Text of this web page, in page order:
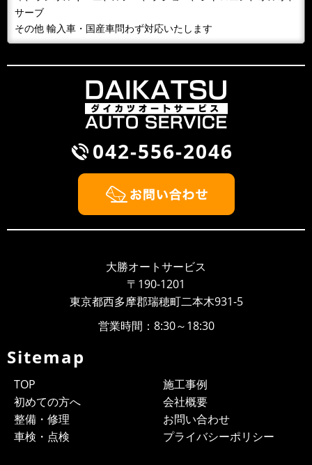
～ＰＭ４：３０ごろまで工場を閉めています。緊急の場
合携帯に転送となるため042-...
雨が降るとタイヤ屋が儲かる？！
風が吹くと桶屋が儲かるということわざがありますが、
このところ雨が続いて，そのせいかわかりませんが、パ
ンクして走れないから何とかして...
2018/09/30 NEWS
BMW Z3 車検整備
ざいます。このたびウェブサイトを新しく開設いたしま
した。より多くのお客様に大勝オ...
サーブ
その他 輸入車・国産車問わず対応いたします
042-556-2046
大勝オートサービス
〒190-1201
東京都西多摩郡瑞穂町二本木931-5
営業時間：8:30～18:30
Sitemap
TOP
初めての方へ
整備・修理
車検・点検
施工事例
会社概要
お問い合わせ
プライバシーポリシー